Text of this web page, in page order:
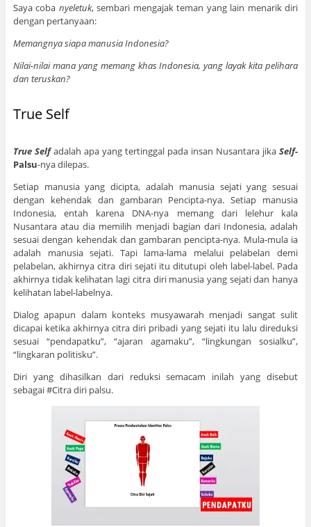
Saya coba nyeletuk, sembari mengajak teman yang lain menarik diri
dengan pertanyaan:
Memangnya siapa manusia Indonesia?
Nilai-nilai mana yang memang khas Indonesia, yang layak kita pelihara
dan teruskan?
True Self
True Selfadalah apa yang tertinggal pada insan Nusantara jikaSelf-
Palsu-nya dilepas.
Setiap manusia yang dicipta, adalah manusia sejati yang sesuai
dengan kehendak dan gambaran Pencipta-nya. Setiap manusia
Indonesia, entah karena DNA-nya memang dari lelehur kala
Nusantara atau dia memilih menjadi bagian dari Indonesia, adalah
sesuai dengan kehendak dan gambaran pencipta-nya. Mula-mula ia
adalah manusia sejati. Tapi lama-lama melalui pelabelan demi
pelabelan, akhirnya citra diri sejati itu ditutupi oleh label-label. Pada
akhirnya tidak kelihatan lagi citra diri manusia yang sejati dan hanya
kelihatan label-labelnya.
Dialog apapun dalam konteks musyawarah menjadi sangat sulit
dicapai ketika akhirnya citra diri pribadi yang sejati itu lalu direduksi
sesuai “pendapatku”, “ajaran agamaku”, “lingkungan sosialku”,
“lingkaran politisku”.
Diri yang dihasilkan dari reduksi semacam inilah yang disebut
sebagai #Citra diri palsu.